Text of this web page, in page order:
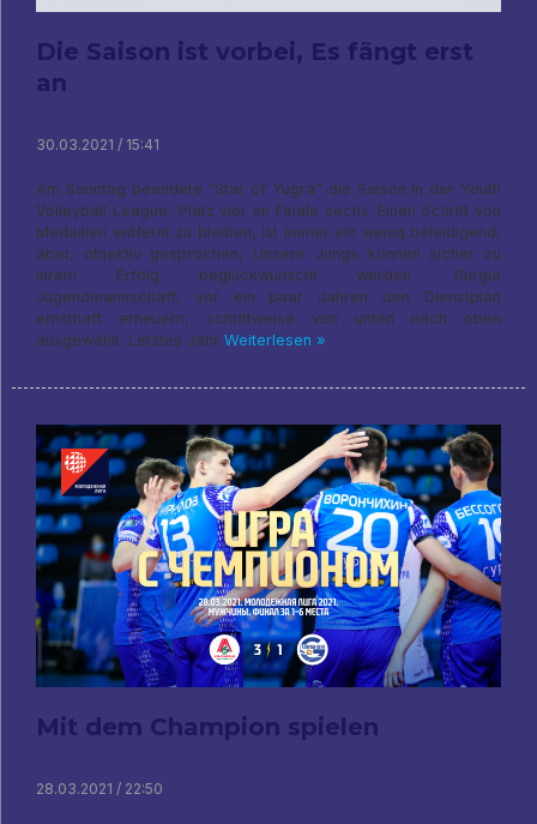
Die Saison ist vorbei, Es fängt erst
an
30.03.2021 / 15:41
Am Sonntag beendete "Star of Yugra" die Saison in der Youth
Volleyball League, Platz vier im Finale sechs. Einen Schritt von
Medaillen entfernt zu bleiben, ist immer ein wenig beleidigend,
aber, objektiv gesprochen, Unsere Jungs können sicher zu
ihrem Erfolg beglückwünscht werden. Surgut
Jugendmannschaft, vor ein paar Jahren den Dienstplan
ernsthaft erneuern, schrittweise von unten nach oben
ausgewählt. Letztes Jahr Weiterlesen »
Mit dem Champion spielen
28.03.2021 / 22:50